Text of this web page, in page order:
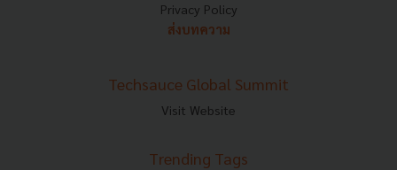
Privacy Policy
ส่งบทความ
Techsauce Global Summit
Visit Website
Trending Tags